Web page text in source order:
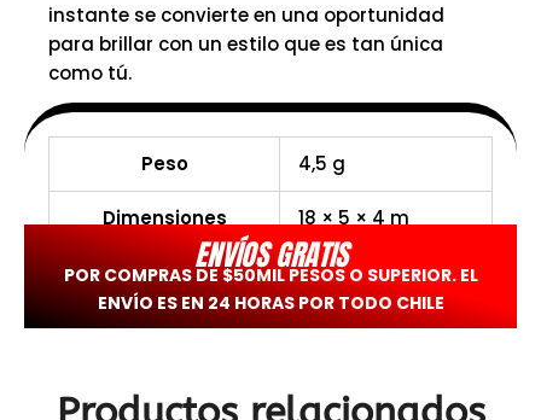
instante se convierte en una oportunidad
para brillar con un estilo que es tan única
como tú.
Peso 4,5 g
Dimensiones 18 × 5 × 4 m
ENVÍOS GRATIS
POR COMPRAS DE $50MIL PESOS O SUPERIOR. EL
ENVÍO ES EN 24 HORAS POR TODO CHILE